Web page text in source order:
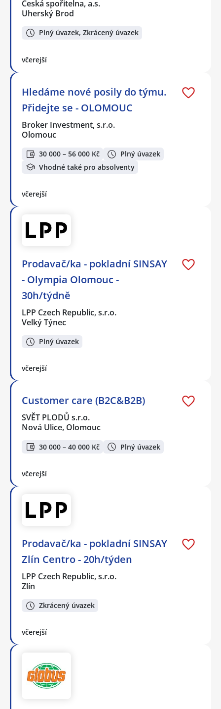
Česká spořitelna, a.s.
Uherský Brod
Plný úvazek, Zkrácený úvazek
včerejší
Hledáme nové posily do týmu.
Přidejte se - OLOMOUC
Broker Investment, s.r.o.
Olomouc
30 000 – 56 000 Kč
Plný úvazek
Vhodné také pro absolventy
včerejší
Prodavač/ka - pokladní SINSAY
- Olympia Olomouc -
30h/týdně
LPP Czech Republic, s.r.o.
Velký Týnec
Plný úvazek
včerejší
Customer care (B2C&B2B)
SVĚT PLODŮ s.r.o.
Nová Ulice, Olomouc
30 000 – 40 000 Kč Plný úvazek
včerejší
Prodavač/ka - pokladní SINSAY
Zlín Centro - 20h/týden
LPP Czech Republic, s.r.o.
Zlín
Zkrácený úvazek
včerejší